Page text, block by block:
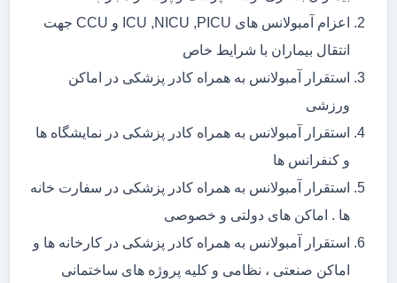
اعزام آمبولانس های ICU ,NICU ,PICU و CCU جهت
انتقال بیماران با شرایط خاص
استقرار آمبولانس به همراه کادر پزشکی در اماکن
ورزشی
استقرار آمبولانس به همراه کادر پزشکی در نمایشگاه ها
و کنفرانس ها
استقرار آمبولانس به همراه کادر پزشکی در سفارت خانه
ها . اماکن های دولتی و خصوصی
استقرار آمبولانس به همراه کادر پزشکی در کارخانه ها و
اماکن صنعتی ، نظامی و کلیه پروژه های ساختمانی